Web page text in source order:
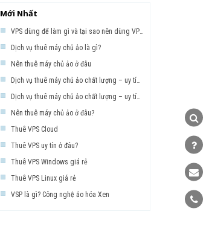
Mới Nhất
VPS dùng để làm gì và tại sao nên dùng VPS ?
Dịch vụ thuê máy chủ ảo là gì?
Nên thuê máy chủ ảo ở đâu
Dịch vụ thuê máy chủ ảo chất lượng – uy tín – giá rẻ – P2
Dịch vụ thuê máy chủ ảo chất lượng – uy tín – giá rẻ – P1
Nên thuê máy chủ ảo ở đâu?
Thuê VPS Cloud
Thuê VPS uy tín ở đâu?
Thuê VPS Windows giá rẻ
Thuê VPS Linux giá rẻ
VSP là gì? Công nghệ ảo hóa Xen